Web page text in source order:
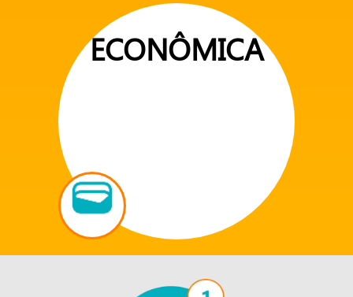
ECONÔMICA